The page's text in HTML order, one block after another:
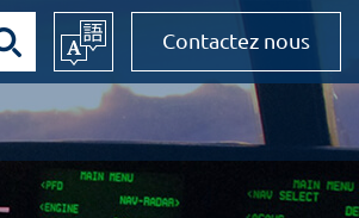
Contactez nous